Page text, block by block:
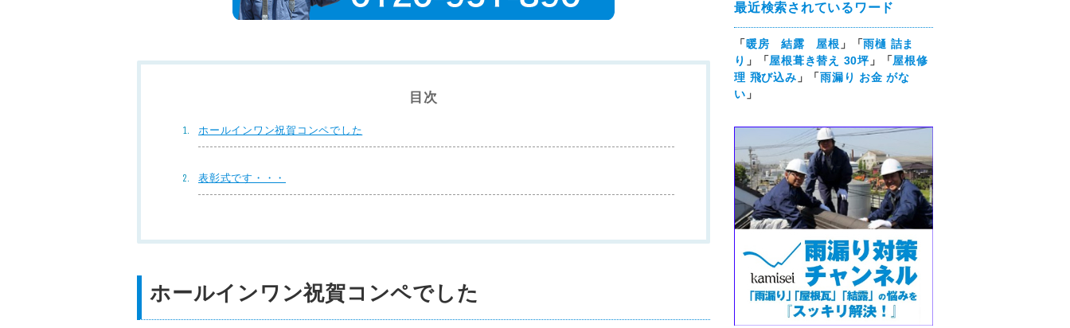
目次
ホールインワン祝賀コンペでした
表彰式です・・・
ホールインワン祝賀コンペでした
最近検索されているワード
「暖房 結露 屋根 」「雨樋 詰ま
り 」「屋根葺き替え 30坪」「屋根修
理 飛び込み 」「雨漏り お金 がな
い 」